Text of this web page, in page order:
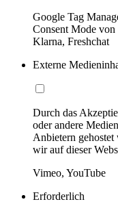
Google Tag
Consent Mode
Klarna, Freshchat
Externe
Durch das
oder andere
Anbietern
wir auf dieser
Vimeo, YouTube
Erforderlich